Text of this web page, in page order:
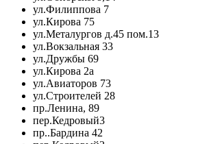
ул.Филиппова 7
ул.Кирова 75
ул.Металургов д.45 пом.13
ул.Вокзальная 33
ул.Дружбы 69
ул.Кирова 2а
ул.Авиаторов 73
ул.Строителей 28
пр.Ленина, 89
пер.Кедровый3
пр..Бардина 42